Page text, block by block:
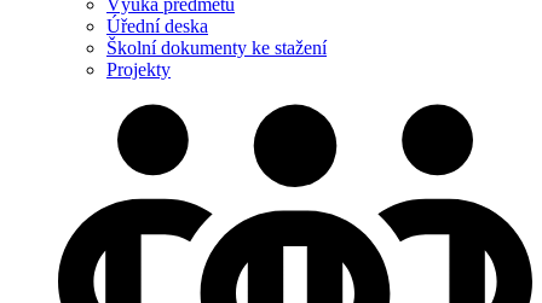
Úřední deska
Školní dokumenty ke stažení
Projekty